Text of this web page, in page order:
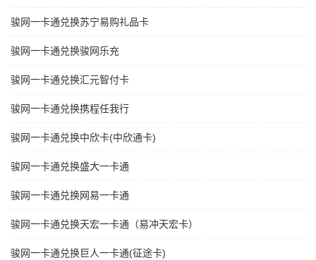
骏网一卡通兑换苏宁易购礼品卡
骏网一卡通兑换骏网乐充
骏网一卡通兑换汇元智付卡
骏网一卡通兑换携程任我行
骏网一卡通兑换中欣卡(中欣通卡)
骏网一卡通兑换盛大一卡通
骏网一卡通兑换网易一卡通
骏网一卡通兑换天宏一卡通（易冲天宏卡）
骏网一卡通兑换巨人一卡通(征途卡)